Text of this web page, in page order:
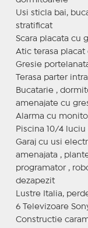
Usi sticla bai,
stratificat
Scara placata cu
Atic terasa placat
Gresie
Terasa parter
Bucatarie ,
amenajate cu
Alarma cu
Piscina 10/4 luciu
Garaj cu usi
amenajata ,
programator ,
dezapezit
Lustre Italia,
6 Televizoare
Constructie